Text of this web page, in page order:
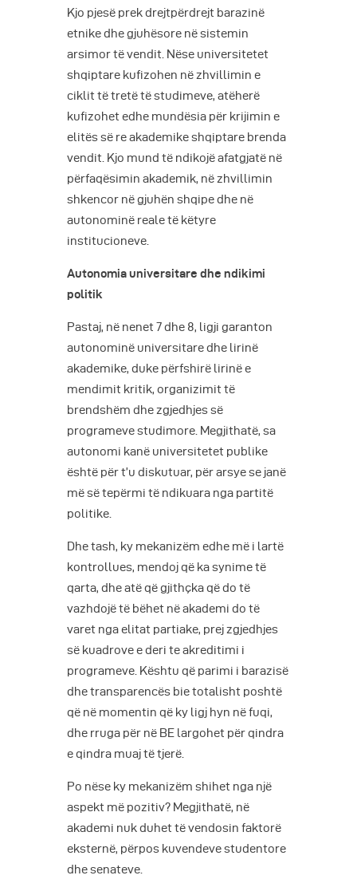
Kjo pjesë prek drejtpërdrejt barazinë
etnike dhe gjuhësore në sistemin
arsimor të vendit. Nëse universitetet
shqiptare kufizohen në zhvillimin e
ciklit të tretë të studimeve, atëherë
kufizohet edhe mundësia për krijimin e
elitës së re akademike shqiptare brenda
vendit. Kjo mund të ndikojë afatgjatë në
përfaqësimin akademik, në zhvillimin
shkencor në gjuhën shqipe dhe në
autonominë reale të këtyre
institucioneve.
Autonomia universitare dhe ndikimi
politik
Pastaj, në nenet 7 dhe 8, ligji garanton
autonominë universitare dhe lirinë
akademike, duke përfshirë lirinë e
mendimit kritik, organizimit të
brendshëm dhe zgjedhjes së
programeve studimore. Megjithatë, sa
autonomi kanë universitetet publike
është për t’u diskutuar, për arsye se janë
më së tepërmi të ndikuara nga partitë
politike.
Dhe tash, ky mekanizëm edhe më i lartë
kontrollues, mendoj që ka synime të
qarta, dhe atë që gjithçka që do të
vazhdojë të bëhet në akademi do të
varet nga elitat partiake, prej zgjedhjes
së kuadrove e deri te akreditimi i
programeve. Kështu që parimi i barazisë
dhe transparencës bie totalisht poshtë
që në momentin që ky ligj hyn në fuqi,
dhe rruga për në BE largohet për qindra
e qindra muaj të tjerë.
Po nëse ky mekanizëm shihet nga një
aspekt më pozitiv? Megjithatë, në
akademi nuk duhet të vendosin faktorë
eksternë, përpos kuvendeve studentore
dhe senateve.